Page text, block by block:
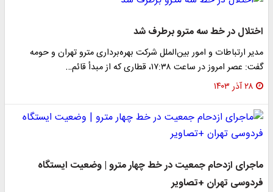
اختلال در خط سه مترو برطرف شد
مدیر ارتباطات و امور بین‌الملل شرکت بهره‌برداری مترو تهران و حومه
گفت: عصر امروز در ساعت ۱۷:۳۸، قطاری که از مبدأ قائم…
۲۸ آذر ۱۴۰۳
ماجرای ازدحام جمعیت در خط چهار مترو | وضعیت ایستگاه
فردوسی تهران +تصاویر